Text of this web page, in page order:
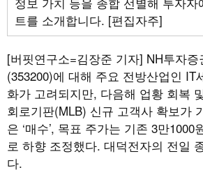
트를 소개합니다. [편집자주]
[버핏연구소=김장준 기자] NH투자
(353200)에 대해 주요 전방산업인 IT
화가 고려되지만, 다음해 업황 회복
회로기판(MLB) 신규 고객사 확보가
은 ‘매수’, 목표 주가는 기존 3만1000
로 하향 조정했다. 대덕전자의 전일
다.